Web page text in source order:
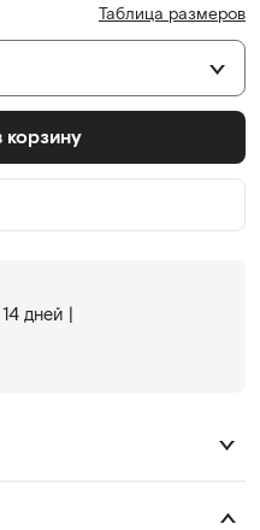
Таблица размеров
корзину
дней |